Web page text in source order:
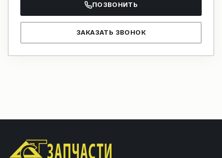
ПОЗВОНИТЬ
ЗАКАЗАТЬ ЗВОНОК